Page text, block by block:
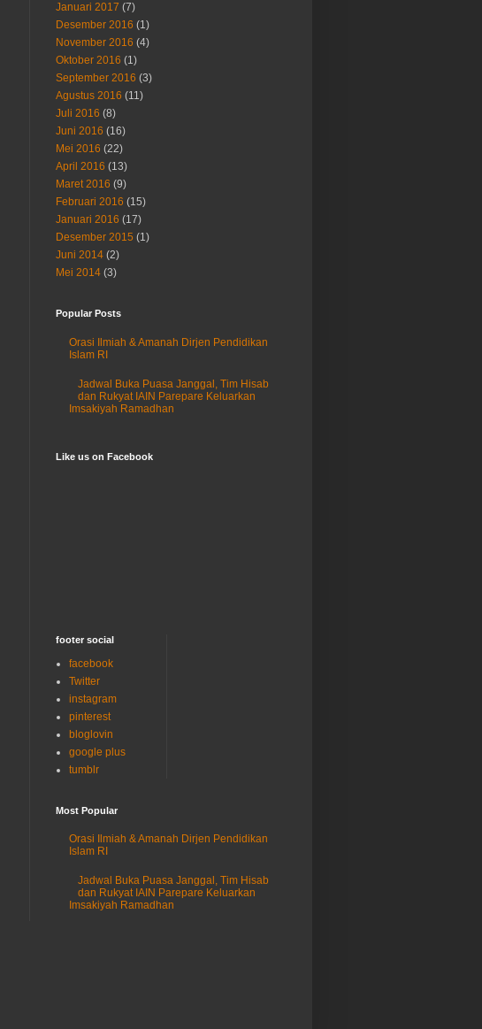
Januari 2017 (7)
Desember 2016 (1)
November 2016 (4)
Oktober 2016 (1)
September 2016 (3)
Agustus 2016 (11)
Juli 2016 (8)
Juni 2016 (16)
Mei 2016 (22)
April 2016 (13)
Maret 2016 (9)
Februari 2016 (15)
Januari 2016 (17)
Desember 2015 (1)
Juni 2014 (2)
Mei 2014 (3)
Popular Posts
Orasi Ilmiah & Amanah Dirjen Pendidikan
Islam RI
Jadwal Buka Puasa Janggal, Tim Hisab
dan Rukyat IAIN Parepare Keluarkan
Imsakiyah Ramadhan
Like us on Facebook
footer social
facebook
Twitter
instagram
pinterest
bloglovin
google plus
tumblr
Most Popular
Orasi Ilmiah & Amanah Dirjen Pendidikan
Islam RI
Jadwal Buka Puasa Janggal, Tim Hisab
dan Rukyat IAIN Parepare Keluarkan
Imsakiyah Ramadhan